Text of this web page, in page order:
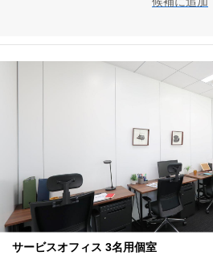
サービスオフィス 3名用個室